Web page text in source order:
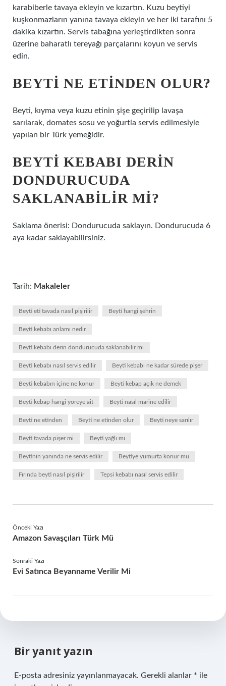
karabiberle tavaya ekleyin ve kızartın. Kuzu beytiyi
kuşkonmazların yanına tavaya ekleyin ve her iki tarafını 5
dakika kızartın. Servis tabağına yerleştirdikten sonra
üzerine baharatlı tereyağı parçalarını koyun ve servis
edin.
BEYTI NE ETINDEN OLUR?
Beyti, kıyma veya kuzu etinin şişe geçirilip lavaşa
sarılarak, domates sosu ve yoğurtla servis edilmesiyle
yapılan bir Türk yemeğidir.
BEYTI KEBABI DERIN
DONDURUCUDA
SAKLANABILIR MI?
Saklama önerisi: Dondurucuda saklayın. Dondurucuda 6
aya kadar saklayabilirsiniz.
Tarih: Makaleler
Beyti eti tavada nasıl pişirilir Beyti hangi şehrin
Beyti kebabı anlamı nedir
Beyti kebabı derin dondurucuda saklanabilir mi
Beyti kebabı nasıl servis edilir Beyti kebabı ne kadar sürede pişer
Beyti kebabın içine ne konur Beyti kebap açık ne demek
Beyti kebap hangi yöreye ait Beyti nasıl marine edilir
Beyti ne etinden Beyti ne etinden olur Beyti neye sarılır
Beyti tavada pişer mi Beyti yağlı mı
Beytinin yanında ne servis edilir Beytiye yumurta konur mu
Fırında beyti nasıl pişirilir Tepsi kebabı nasıl servis edilir
Önceki Yazı
Amazon Savaşçıları Türk Mü
Sonraki Yazı
Evi Satınca Beyanname Verilir Mi
Bir yanıt yazın
E-posta adresiniz yayınlanmayacak. Gerekli alanlar * ile